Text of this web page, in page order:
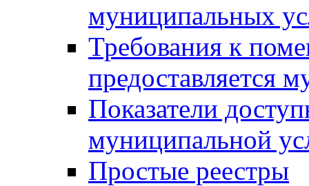
муниципальных
Требования к
предоставляется
Показатели
муниципальной
Простые реестры